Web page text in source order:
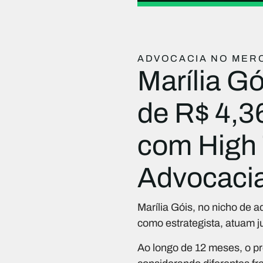
ADVOCACIA NO
Marília
de R$
com
Marília Góis, no nicho de
como estrategista, atuam
Ao longo de 12 meses, o